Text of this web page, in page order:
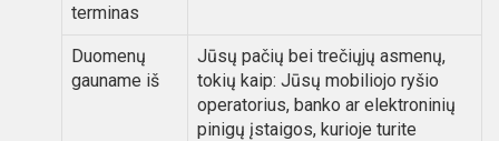
terminas
Duomenų
gauname iš
Jūsų pačių bei trečiųjų asmenų,
tokių kaip: Jūsų mobiliojo ryšio
operatorius, banko ar elektroninių
pinigų įstaigos, kurioje turite